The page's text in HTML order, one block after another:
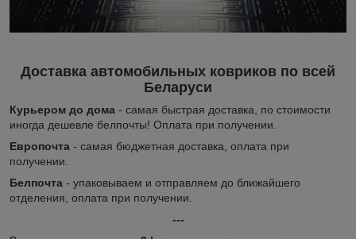
Доставка автомобильных ковриков по всей
Беларуси
Курьером до дома - самая быстрая доставка, по стоимости
иногда дешевле белпочты! Оплата при получении.
Европочта - самая бюджетная доставка, оплата при
получении.
Белпочта - упаковываем и отправляем до ближайшего
отделения, оплата при получении.
---